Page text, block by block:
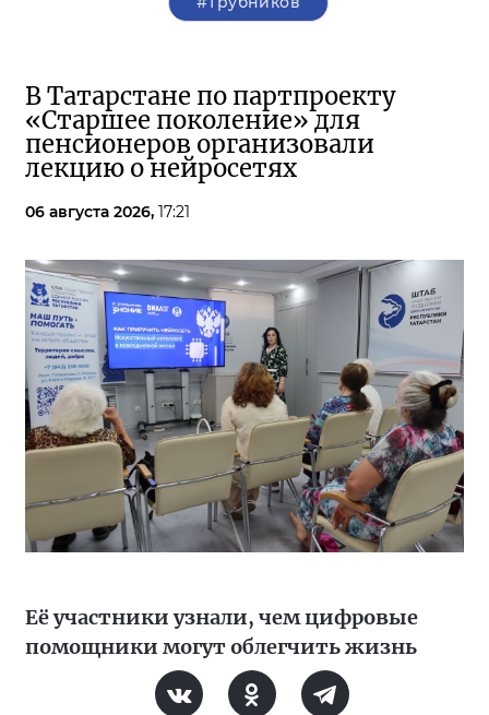
В Татарстане по партпроекту
«Старшее поколение» для
пенсионеров организовали
лекцию о нейросетях
06 августа 2026, 17:21
Её участники узнали, чем цифровые
помощники могут облегчить жизнь